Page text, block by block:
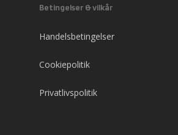
Betingelser & vilkår
Handelsbetingelser
Cookiepolitik
Privatlivspolitik